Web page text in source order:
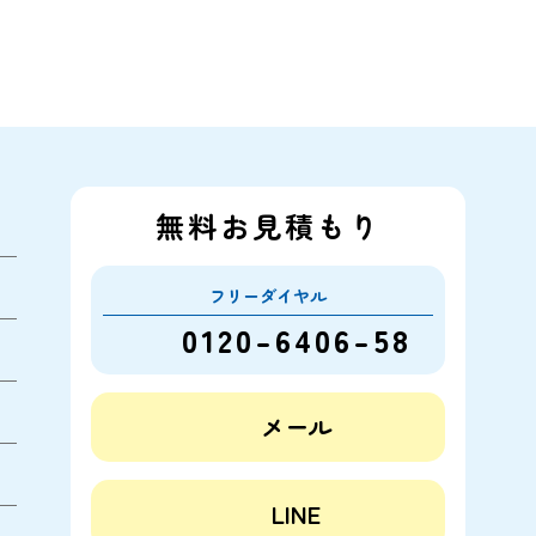
無料お見積もり
フリーダイヤル
0120-6406-58
メール
LINE